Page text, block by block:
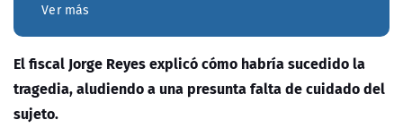
Ver más
El fiscal Jorge Reyes explicó cómo habría sucedido la
tragedia, aludiendo a una presunta falta de cuidado del
sujeto.